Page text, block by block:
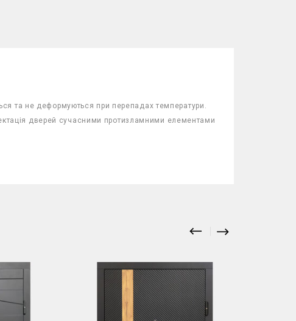
та не деформуються при перепадах температури.
дверей сучасними протизламними елементами